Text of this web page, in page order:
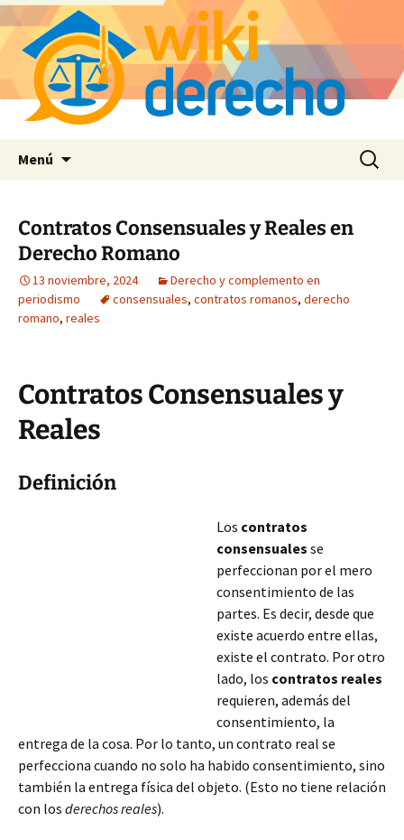
Menú Buscar:
Contratos Consensuales y Reales en
Derecho Romano
13 noviembre, 2024
Derecho y complemento en
periodismo
consensuales, contratos romanos, derecho
romano, reales
Contratos Consensuales y
Reales
Definición
Los contratos
consensuales se
perfeccionan por el mero
consentimiento de las
partes. Es decir, desde que
existe acuerdo entre ellas,
existe el contrato. Por otro
lado, los contratos reales
requieren, además del
consentimiento, la
entrega de la cosa. Por lo tanto, un contrato real se
perfecciona cuando no solo ha habido consentimiento, sino
también la entrega física del objeto. (Esto no tiene relación
con los derechos reales).